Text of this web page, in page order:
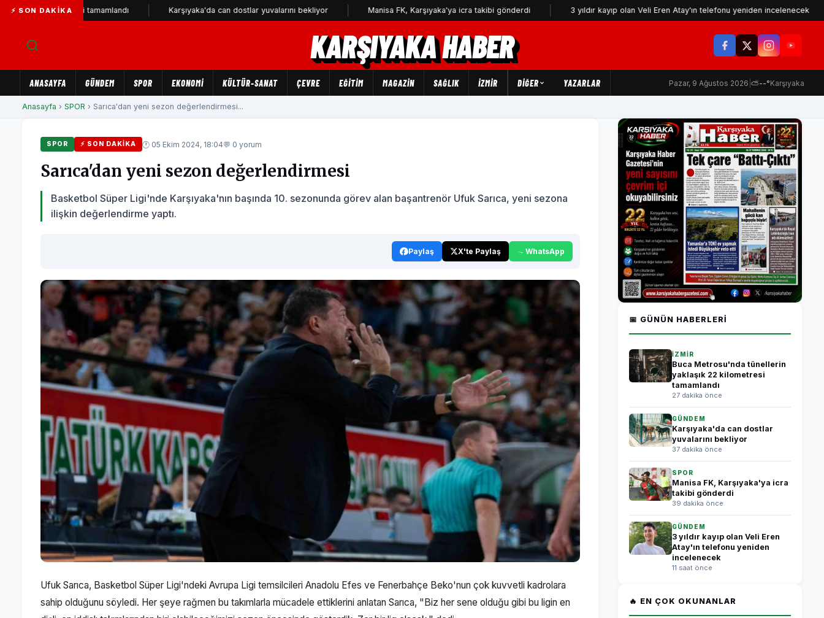
⚡ SON DAKIKA
tamamlandı Karşıyaka'da can dostlar yuvalarını bekliyor Manisa FK, Karşıyaka'ya icra takibi gönderdi 3 yıldır kayıp olan Veli Eren Atay'ın telefonu yeniden incelenecek
KARŞIYAKA HABER
ANASAYFA GÜNDEM SPOR EKONOMİ KÜLTÜR-SANAT ÇEVRE EĞİTİM MAGAZİN SAĞLIK İZMİR DIĞER YAZARLAR Pazar, 9 Ağustos 2026 ⛅--°Karşıyaka
Anasayfa › SPOR › Sarıca'dan yeni sezon değerlendirmesi...
SPOR ⚡ SON DAKIKA 🕐 05 Ekim 2024, 18:04💬 0 yorum
Sarıca'dan yeni sezon değerlendirmesi
Basketbol Süper Ligi'nde Karşıyaka'nın başında 10. sezonunda görev alan başantrenör Ufuk Sarıca, yeni sezona
ilişkin değerlendirme yaptı.
Paylaş X'te Paylaş WhatsApp
Ufuk Sarıca, Basketbol Süper Ligi'ndeki Avrupa Ligi temsilcileri Anadolu Efes ve Fenerbahçe Beko'nun çok kuvvetli kadrolara
sahip olduğunu söyledi. Her şeye rağmen bu takımlarla mücadele ettiklerini anlatan Sarıca, "Biz her sene olduğu gibi bu ligin en
📅 GÜNÜN HABERLERI
İZMİR
Buca Metrosu'nda tünellerin
yaklaşık 22 kilometresi
tamamlandı
27 dakika önce
GÜNDEM
Karşıyaka'da can dostlar
yuvalarını bekliyor
37 dakika önce
SPOR
Manisa FK, Karşıyaka'ya icra
takibi gönderdi
39 dakika önce
GÜNDEM
3 yıldır kayıp olan Veli Eren
Atay'ın telefonu yeniden
incelenecek
11 saat önce
🔥 EN ÇOK OKUNANLAR